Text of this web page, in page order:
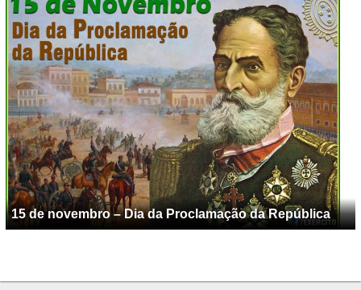
15 de novembro – Dia da Proclamação da República